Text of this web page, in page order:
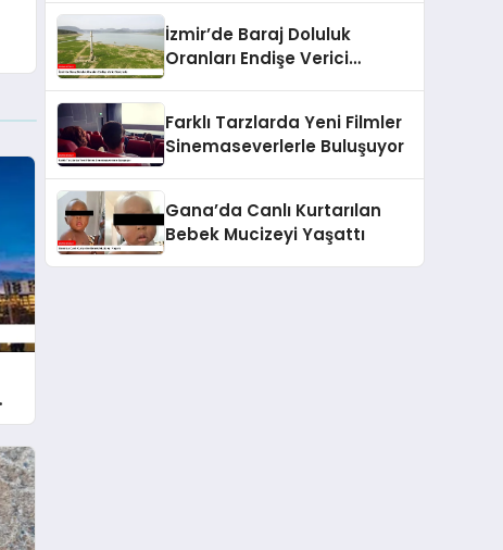
İzmir’de Baraj Doluluk
Oranları Endişe Verici
Farklı Tarzlarda Yeni Filmler
Sinemaseverlerle Buluşuyor
Gana’da Canlı Kurtarılan
Bebek Mucizeyi Yaşattı